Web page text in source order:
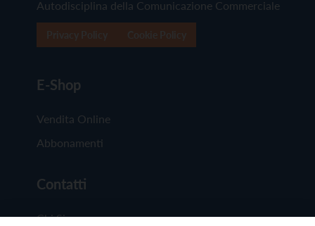
Autodisciplina della Comunicazione Commerciale
E-Shop
Vendita Online
Abbonamenti
Contatti
Chi Siamo